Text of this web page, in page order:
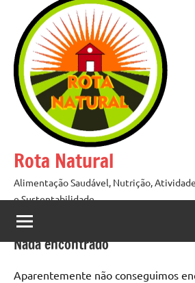
conteúdo
Rota Natural
Alimentação Saudável, Nutrição,
e Sustentabilidade
Nada encontrado
Aparentemente não conseguimos